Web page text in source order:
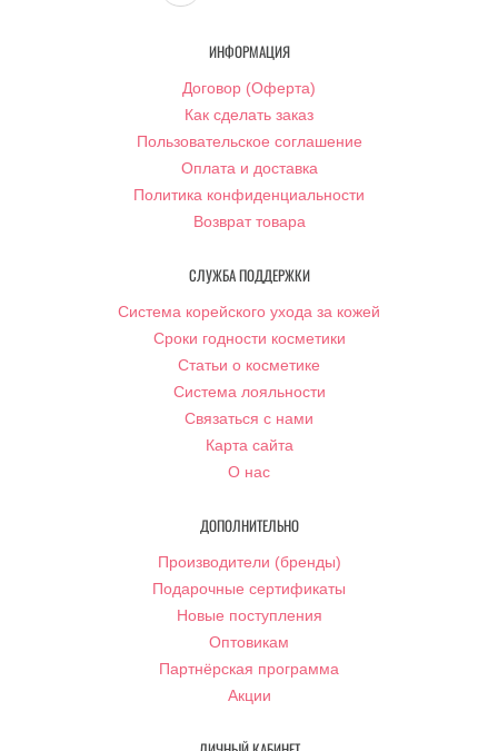
ИНФОРМАЦИЯ
Договор (Оферта)
Как сделать заказ
Пользовательское соглашение
Оплата и доставка
Политика конфиденциальности
Возврат товара
СЛУЖБА ПОДДЕРЖКИ
Система корейского ухода за кожей
Сроки годности косметики
Статьи о косметике
Система лояльности
Связаться с нами
Карта сайта
О нас
ДОПОЛНИТЕЛЬНО
Производители (бренды)
Подарочные сертификаты
Новые поступления
Оптовикам
Партнёрская программа
Акции